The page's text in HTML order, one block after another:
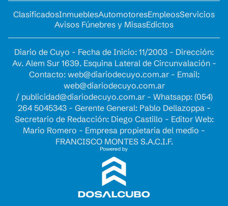
ClasificadosInmueblesAutomotoresEmpleosServicios
Avisos Fúnebres y MisasEdictos
Diario de Cuyo - Fecha de Inicio: 11/2003 - Dirección:
Av. Alem Sur 1639. Esquina Lateral de Circunvalación -
Contacto: web@diariodecuyo.com.ar- Email:
web@diariodecuyo.com.ar
/ publicidad@diariodecuyo.com.ar- Whatsapp: (054)
264 5045343 - Gerente General: Pablo Dellazoppa -
Secretario de Redacción: Diego Castillo - Editor Web:
Mario Romero - Empresa propietaria del medio -
FRANCISCO MONTES S.A.C.I.F.